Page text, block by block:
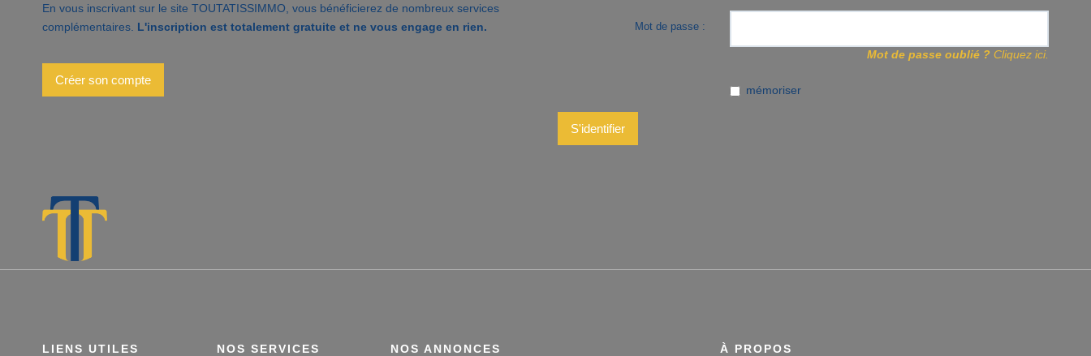
En vous inscrivant sur le site TOUTATISSIMMO, vous bénéficierez de nombreux services
complémentaires. L'inscription est totalement gratuite et ne vous engage en rien.
Créer son compte
Mot de passe :
Mot de passe oublié ?Cliquez ici.
mémoriser
S'identifier
LIENS UTILES NOS SERVICES NOS ANNONCES À PROPOS